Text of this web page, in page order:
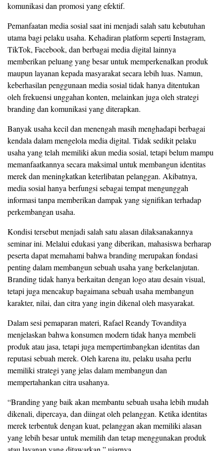
komunikasi dan promosi yang efektif.
Pemanfaatan media sosial saat ini menjadi salah satu kebutuhan
utama bagi pelaku usaha. Kehadiran platform seperti Instagram,
TikTok, Facebook, dan berbagai media digital lainnya
memberikan peluang yang besar untuk memperkenalkan produk
maupun layanan kepada masyarakat secara lebih luas. Namun,
keberhasilan penggunaan media sosial tidak hanya ditentukan
oleh frekuensi unggahan konten, melainkan juga oleh strategi
branding dan komunikasi yang diterapkan.
Banyak usaha kecil dan menengah masih menghadapi berbagai
kendala dalam mengelola media digital. Tidak sedikit pelaku
usaha yang telah memiliki akun media sosial, tetapi belum mampu
memanfaatkannya secara maksimal untuk membangun identitas
merek dan meningkatkan keterlibatan pelanggan. Akibatnya,
media sosial hanya berfungsi sebagai tempat mengunggah
informasi tanpa memberikan dampak yang signifikan terhadap
perkembangan usaha.
Kondisi tersebut menjadi salah satu alasan dilaksanakannya
seminar ini. Melalui edukasi yang diberikan, mahasiswa berharap
peserta dapat memahami bahwa branding merupakan fondasi
penting dalam membangun sebuah usaha yang berkelanjutan.
Branding tidak hanya berkaitan dengan logo atau desain visual,
tetapi juga mencakup bagaimana sebuah usaha membangun
karakter, nilai, dan citra yang ingin dikenal oleh masyarakat.
Dalam sesi pemaparan materi, Rafael Reandy Tovanditya
menjelaskan bahwa konsumen modern tidak hanya membeli
produk atau jasa, tetapi juga mempertimbangkan identitas dan
reputasi sebuah merek. Oleh karena itu, pelaku usaha perlu
memiliki strategi yang jelas dalam membangun dan
mempertahankan citra usahanya.
“Branding yang baik akan membantu sebuah usaha lebih mudah
dikenali, dipercaya, dan diingat oleh pelanggan. Ketika identitas
merek terbentuk dengan kuat, pelanggan akan memiliki alasan
yang lebih besar untuk memilih dan tetap menggunakan produk